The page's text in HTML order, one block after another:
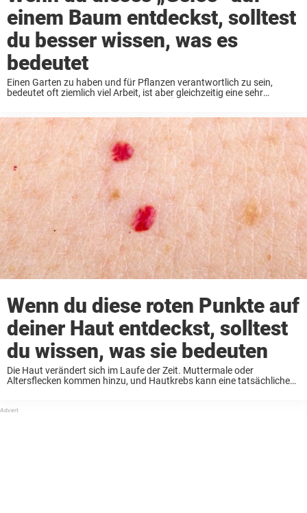
einem Baum entdeckst, solltest
du besser wissen, was es
bedeutet
Einen Garten zu haben und für Pflanzen verantwortlich zu sein,
bedeutet oft ziemlich viel Arbeit, ist aber gleichzeitig eine sehr
Wenn du diese roten Punkte auf
deiner Haut entdeckst, solltest
du wissen, was sie bedeuten
Die Haut verändert sich im Laufe der Zeit. Muttermale oder
Altersflecken kommen hinzu, und Hautkrebs kann eine tatsächliche